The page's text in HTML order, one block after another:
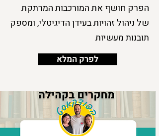
הפרק חושף את המורכבות המרתקת
של ניהול זהויות בעידן הדיגיטלי, ומספק
תובנות מעשיות
לפרק המלא